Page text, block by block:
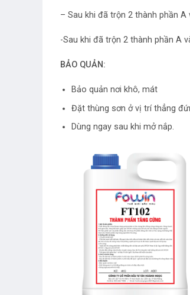
– Sau khi đã trộn 2 thành phần
-Sau khi đã trộn 2 thành phần A
BẢO QUẢN:
Bảo quản nơi khô, mát
Đặt thùng sơn ở vị trí thẳng
Dùng ngay sau khi mở nắp.